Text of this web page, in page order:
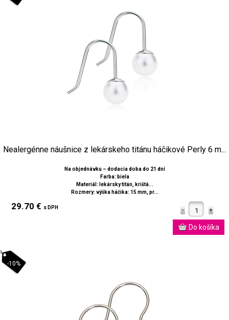
Nealergénne náušnice z lekárskeho titánu háčikové Perly 6 m...
Na objednávku – dodacia doba do 21 dní
Farba: biela
Materiál: lekársky titán, krištá...
Rozmery: výška háčika: 15 mm, pr...
29.70 € s DPH
-10%